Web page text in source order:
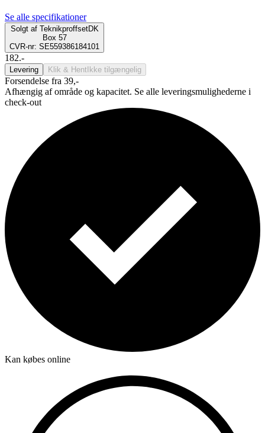
Se alle specifikationer
Solgt af TeknikproffsetDK
Box 57
CVR-nr: SE559386184101
182.-
Levering Klik & Hent Ikke tilgængelig
Forsendelse fra 39,-
Afhængig af område og kapacitet. Se alle leveringsmulighederne i
check-out
Kan købes online